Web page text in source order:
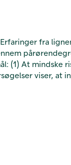
fra
At mindske
viser,